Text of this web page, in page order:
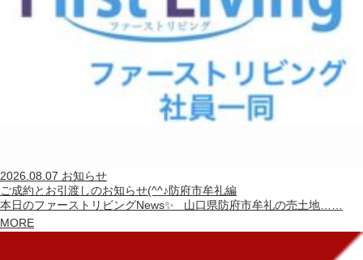
2026.08.07 お知らせ
ご成約とお引渡しのお知らせ(^^♪防府市牟礼編
本日のファーストリビングNews✨ 山口県防府市牟礼の売土地……
MORE